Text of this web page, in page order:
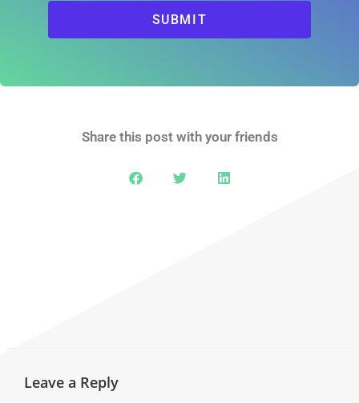
SUBMIT
Share this post with your friends
Leave a Reply